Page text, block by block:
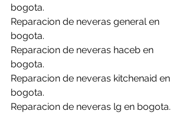
bogota.
Reparacion de neveras general en
bogota.
Reparacion de neveras haceb en
bogota.
Reparacion de neveras kitchenaid en
bogota.
Reparacion de neveras lg en bogota.